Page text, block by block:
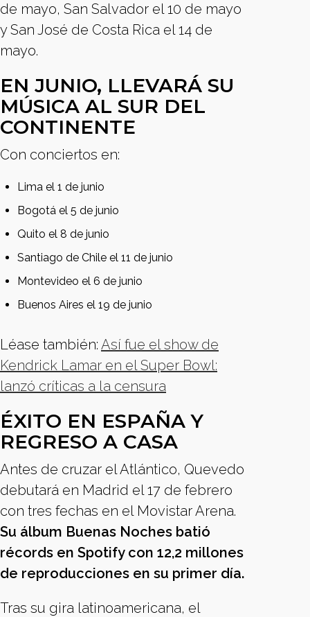
de mayo, San Salvador el 10 de mayo
y San José de Costa Rica el 14 de
mayo.
EN JUNIO, LLEVARÁ SU
MÚSICA AL SUR DEL
CONTINENTE
Con conciertos en:
Lima el 1 de junio
Bogotá el 5 de junio
Quito el 8 de junio
Santiago de Chile el 11 de junio
Montevideo el 6 de junio
Buenos Aires el 19 de junio
Léase también: Así fue el show de
Kendrick Lamar en el Super Bowl:
lanzó críticas a la censura
ÉXITO EN ESPAÑA Y
REGRESO A CASA
Antes de cruzar el Atlántico, Quevedo
debutará en Madrid el 17 de febrero
con tres fechas en el Movistar Arena.
Su álbum Buenas Noches batió
récords en Spotify con 12,2 millones
de reproducciones en su primer día.
Tras su gira latinoamericana, el